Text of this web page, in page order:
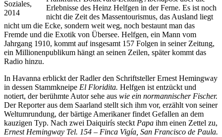
Soziales,
2014
Erlebnisse des Heinz Helfgen in der Ferne. Es ist noch
nicht die Zeit des Massentourismus, das Ausland liegt
nicht um die Ecke, sondern weit weg, noch bestaunt man das
Fremde und die Exotik von Übersee. Helfgen, ein Mann vom
Jahrgang 1910, kommt auf insgesamt 157 Folgen in seiner Zeitung,
ein Millionenpublikum hängt an seinen Zeilen, später kommt das
Radio hinzu.
In Havanna erblickt der Radler den Schriftsteller Ernest Hemingway
in dessen Stammkneipe El Floridita. Helfgen ist entzückt und
notiert, der berühmte Autor sehe aus wie ein normannischer Fischer.
Der Reporter aus dem Saarland stellt sich ihm vor, erzählt von seiner
Weltumrundung, der bärtige Amerikaner findet Gefallen an dem
kauzigen Typ. Nach zwei Daiquirís steckt Papa ihm einen Zettel zu,
Ernest Hemingway Tel. 154 – Finca Vigía, San Francisco de Paula.